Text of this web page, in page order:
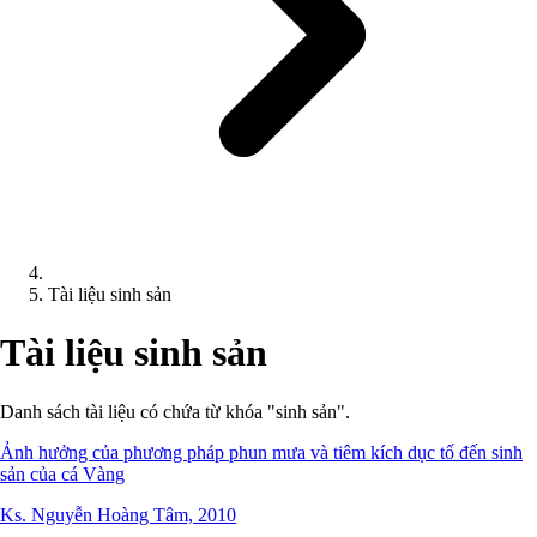
Tài liệu sinh sản
Tài liệu sinh sản
Danh sách tài liệu có chứa từ khóa "sinh sản".
Ảnh hưởng của phương pháp phun mưa và tiêm kích dục tố đến sinh
sản của cá Vàng
Ks. Nguyễn Hoàng Tâm, 2010